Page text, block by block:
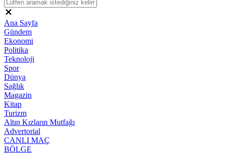
Ana Sayfa
Gündem
Ekonomi
Politika
Teknoloji
Spor
Dünya
Sağlık
Magazin
Kitap
Turizm
Altın Kızların Mutfağı
Advertorial
CANLI MAÇ
BÖLGE